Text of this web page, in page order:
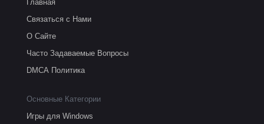
Связаться с Нами
О Сайте
Часто Задаваемые Вопросы
DMCA Политика
Основные Категории
Игры для Windows